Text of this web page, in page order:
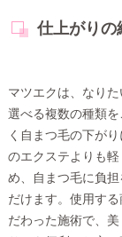
仕上がり
マツエクは、なり
選べる複数の種類
く自まつ毛の下が
のエクステよりも
め、自まつ毛に負
だけます。使用す
だわった施術で、